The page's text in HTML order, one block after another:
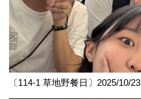
〔114-1 草地野餐日〕2025/10/23